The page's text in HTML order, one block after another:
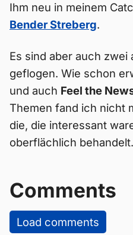
Ihm neu in meinem
Bender Streberg.
Es sind aber auch zwei
geflogen. Wie schon
und auch Feel the
Themen fand ich nicht
die, die interessant
oberflächlich behandelt.
Comments
Load comments